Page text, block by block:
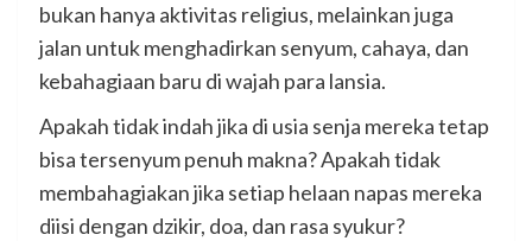
bukan hanya aktivitas religius, melainkan juga
jalan untuk menghadirkan senyum, cahaya, dan
kebahagiaan baru di wajah para lansia.
Apakah tidak indah jika di usia senja mereka tetap
bisa tersenyum penuh makna? Apakah tidak
membahagiakan jika setiap helaan napas mereka
diisi dengan dzikir, doa, dan rasa syukur?